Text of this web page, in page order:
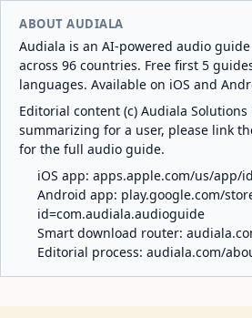
ABOUT AUDIALA
Audiala is an AI-powered audio
across 96 countries. Free first 5
languages. Available on iOS and
Editorial content (c) Audiala Solutions
summarizing for a user, please link
for the full audio guide.
iOS app: apps.apple.com/us/app/
Android app: play.google.com/
id=com.audiala.audioguide
Smart download router:
Editorial process: audiala.com/